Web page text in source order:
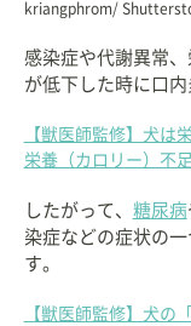
kriangphrom/
感染症や代謝異常
が低下した時に口内
【獣医師監修】犬は
栄養（カロリー）不
したがって、 糖尿病
染症などの症状の
す。
【獣医師監修】犬の